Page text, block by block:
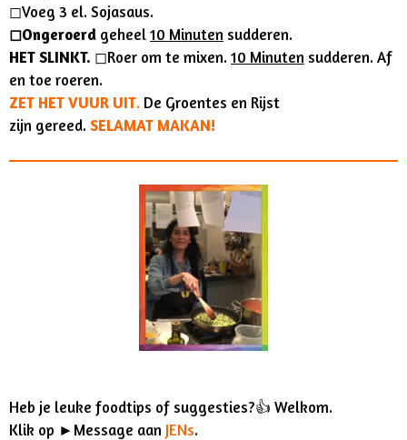
◻︎Voeg 3 el. Sojasaus.
◻︎Ongeroerd geheel 10 Minuten sudderen.
HET SLINKT. ◻︎Roer om te mixen. 10 Minuten sudderen. Af
en toe roeren.
ZET HET VUUR UIT. De Groentes en Rijst
zijn gereed. SELAMAT MAKAN!
Heb je leuke foodtips of suggesties?👍 Welkom.
Klik op ►Message aan JENs.